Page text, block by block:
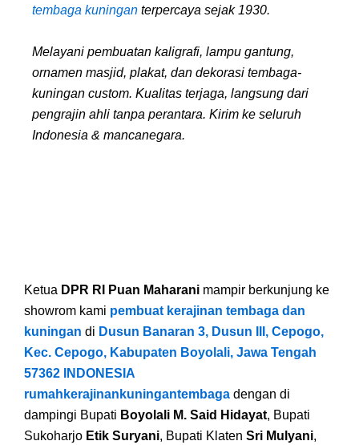
tembaga kuningan terpercaya sejak 1930.
Melayani pembuatan kaligrafi, lampu gantung,
ornamen masjid, plakat, dan dekorasi tembaga-
kuningan custom. Kualitas terjaga, langsung dari
pengrajin ahli tanpa perantara. Kirim ke seluruh
Indonesia & mancanegara.
Ketua DPR RI Puan Maharani mampir berkunjung ke
showrom kami pembuat kerajinan tembaga dan
kuningan di Dusun Banaran 3, Dusun III, Cepogo,
Kec. Cepogo, Kabupaten Boyolali, Jawa Tengah
57362 INDONESIA
rumahkerajinankuningantembaga dengan di
dampingi Bupati Boyolali M. Said Hidayat, Bupati
Sukoharjo Etik Suryani, Bupati Klaten Sri Mulyani,